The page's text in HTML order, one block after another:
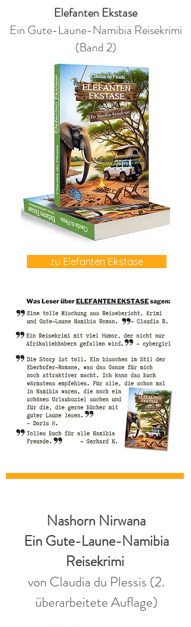
Elefanten Ekstase
Ein Gute-Laune-Namibia Reisekrimi
(Band 2)
zu Elefanten Ekstase
Nashorn Nirwana
Ein Gute-Laune-Namibia
Reisekrimi
von Claudia du Plessis (2.
überarbeitete Auflage)